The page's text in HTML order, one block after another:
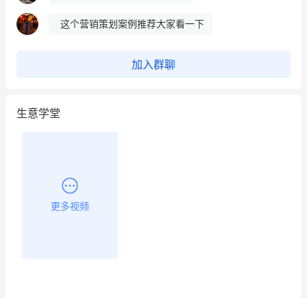
这个营销策划案例推荐大家看一下
加入群聊
生意学堂
更多视频